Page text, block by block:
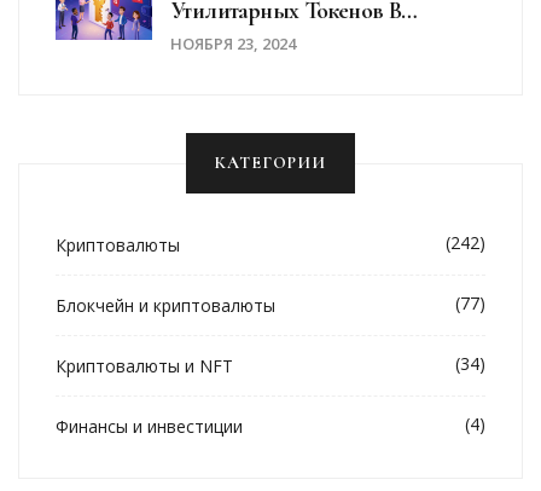
Утилитарных Токенов В
Блокчейне
НОЯБРЯ 23, 2024
КАТЕГОРИИ
Криптовалюты (242)
Блокчейн и криптовалюты (77)
Криптовалюты и NFT (34)
Финансы и инвестиции (4)